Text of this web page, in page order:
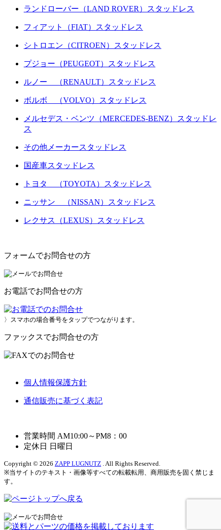
ランドローバー（LAND ROVER）スタッドレス
フィアット（FIAT）スタッドレス
シトロエン（CITROEN）スタッドレス
プジョー（PEUGEOT）スタッドレス
ルノー （RENAULT）スタッドレス
ボルボ （VOLVO）スタッドレス
メルセデス・ベンツ（MERCEDES-BENZ）スタッドレ
ス
その他メーカースタッドレス
国産車スタッドレス
トヨタ （TOYOTA）スタッドレス
ニッサン （NISSAN）スタッドレス
レクサス（LEXUS）スタッドレス
フォームでお問合せの方
お電話でお問合せの方
〉スマホの場合番号をタップでつながります。
ファックスでお問合せの方
個人情報保護方針
通信販売に基づく表記
営業時間 AM10:00～PM8：00
定休日 日曜日
Copyright © 2026 ZAPP LUGNUTZ . All Rights Reserved.
※当サイトのテキスト・画像等すべての転載転用、商用販売を固く禁じま
す。